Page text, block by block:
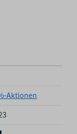
Aktionen